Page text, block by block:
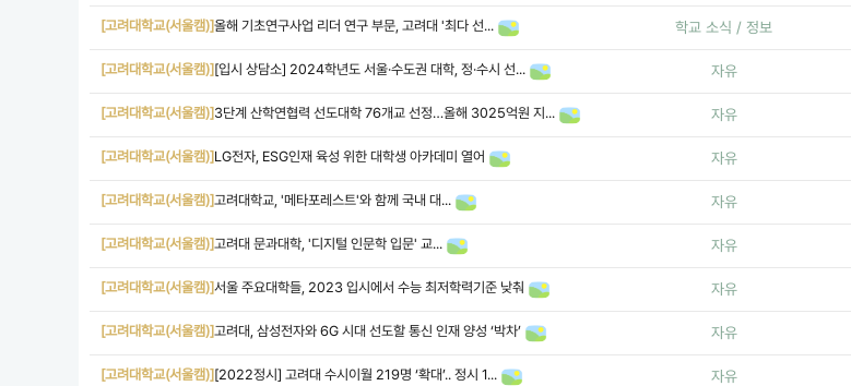
[고려대학교(서울캠)]올해 기초연구사업 리더 연구 부문, 고려대 '최다 선... 학교 소식 / 정보
[고려대학교(서울캠)] [입시 상담소] 2024학년도 서울·수도권 대학, 정·수시 선... 자유
[고려대학교(서울캠)] 3단계 산학연협력 선도대학 76개교 선정…올해 3025억원 지... 자유
[고려대학교(서울캠)] LG전자, ESG인재 육성 위한 대학생 아카데미 열어 자유
[고려대학교(서울캠)]고려대학교, '메타포레스트'와 함께 국내 대... 자유
[고려대학교(서울캠)]고려대 문과대학, '디지털 인문학 입문' 교... 자유
[고려대학교(서울캠)]서울 주요대학들, 2023 입시에서 수능 최저학력기준 낮춰 자유
[고려대학교(서울캠)]고려대, 삼성전자와 6G 시대 선도할 통신 인재 양성 ‘박차’ 자유
[고려대학교(서울캠)] [2022정시] 고려대 수시이월 219명 ‘확대’.. 정시 1... 자유